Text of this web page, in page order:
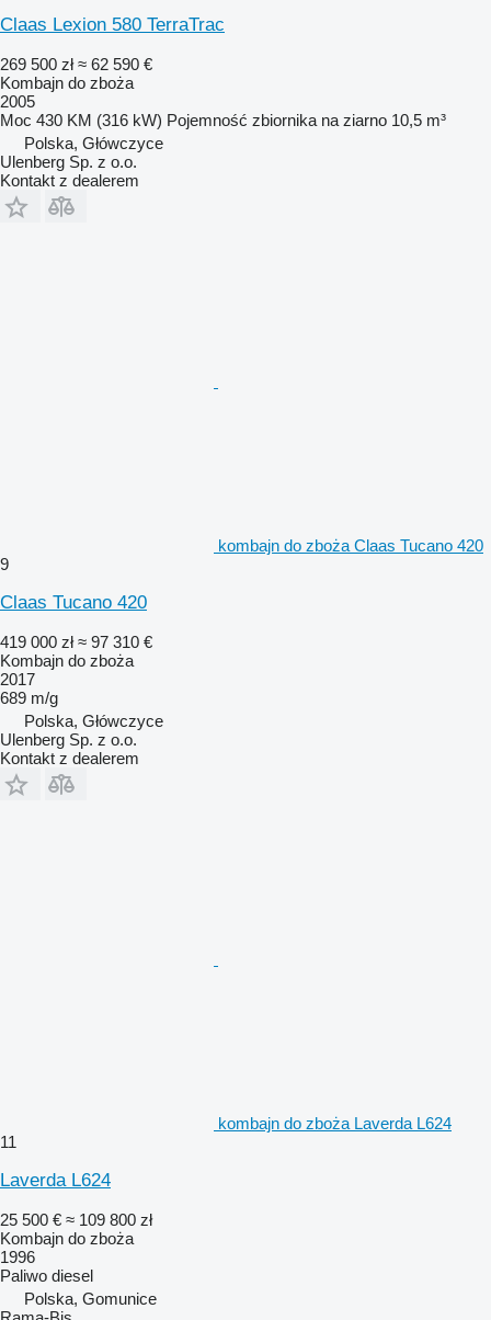
Claas Lexion 580 TerraTrac
269 500 zł ≈ 62 590 €
Kombajn do zboża
2005
Moc 430 KM (316 kW) Pojemność zbiornika na ziarno 10,5 m³
Polska, Główczyce
Ulenberg Sp. z o.o.
Kontakt z dealerem
kombajn do zboża Claas Tucano 420
9
Claas Tucano 420
419 000 zł ≈ 97 310 €
Kombajn do zboża
2017
689 m/g
Polska, Główczyce
Ulenberg Sp. z o.o.
Kontakt z dealerem
kombajn do zboża Laverda L624
11
Laverda L624
25 500 € ≈ 109 800 zł
Kombajn do zboża
1996
Paliwo diesel
Polska, Gomunice